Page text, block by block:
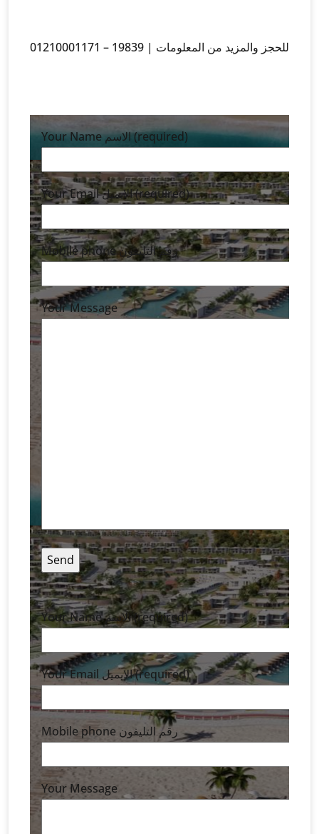
والمزيد من المعلومات | 19839 – 01210001171
Your Name الاسم (required)
Your Email الايميل (required)
Mobile phone رقم التليفون
Your Message
Your Name الاسم (required)
Your Email الايميل (required)
Mobile phone رقم التليفون
Your Message